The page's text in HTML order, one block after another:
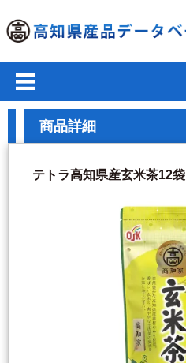
商品詳細
テトラ高知県産玄米茶12袋